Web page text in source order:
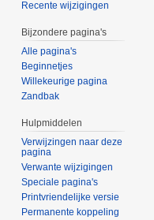
Recente wijzigingen
Bijzondere pagina's
Alle pagina's
Beginnetjes
Willekeurige pagina
Zandbak
Hulpmiddelen
Verwijzingen naar deze
pagina
Verwante wijzigingen
Speciale pagina's
Printvriendelijke versie
Permanente koppeling